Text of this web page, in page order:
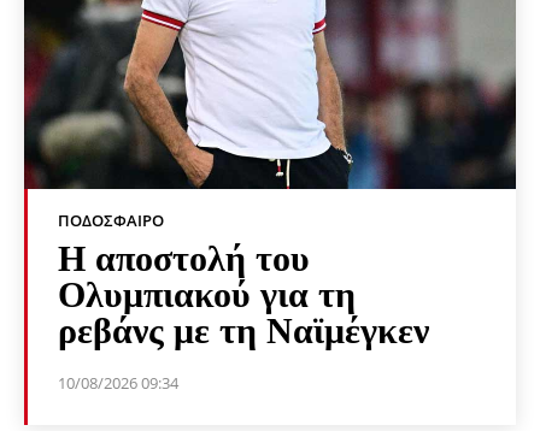
ΠΟΔΌΣΦΑΙΡΟ
Η αποστολή του
Ολυμπιακού για τη
ρεβάνς με τη Ναϊμέγκεν
10/08/2026 09:34